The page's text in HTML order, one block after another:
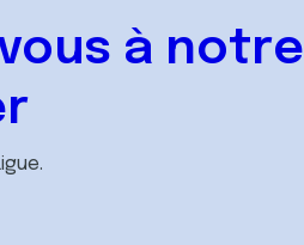
à notre